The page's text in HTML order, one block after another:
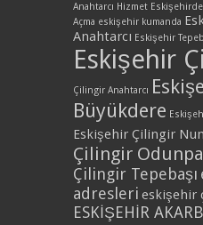
Anahtarcı Hizmet
Açma eskişehir kumanda
Anahtarcı Eskişehir
Eskişehir
Çilingir Anahtarcı
Büyükdere
Eskişehir Çilingir
Çilingir
Çilingir Tepebaşı
adresleri eskişehir
ESKİŞEHİR